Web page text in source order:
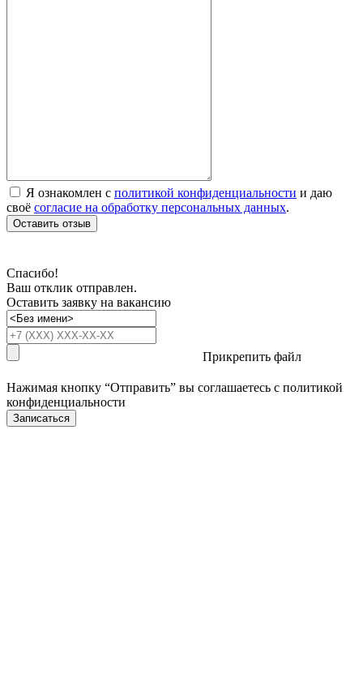
Я ознакомлен с политикой конфиденциальности и даю
своё согласие на обработку персональных данных.
Оставить отзыв
Спасибо!
Ваш отклик отправлен.
Оставить заявку на вакансию
Прикрепить файл
Нажимая кнопку “Отправить” вы соглашаетесь с политикой
конфиденциальности
Записаться